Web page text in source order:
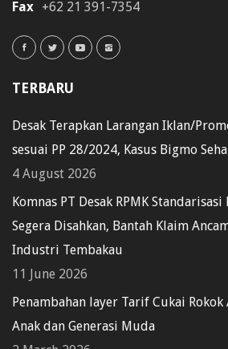
Fax +62 21 391-7354
TERBARU
Desak Terapkan Larangan Iklan/
sesuai PP 28/2024, Kasus Bigmo
4 August 2026
Komnas PT Desak RPMK Standarisasi
Segera Disahkan, Bantah Klaim
Industri Tembakau
11 June 2026
Penambahan layer Tarif Cukai
Anak dan Generasi Muda